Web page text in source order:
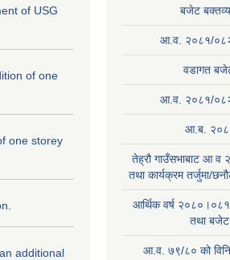
of USG
of one
one storey
additional
बजेट
आ.व. २०८१/०८२
वडागत
आ.व. २०८१/
आ.ब.
तेह्रौ गाउँसभाबाट आ
तथा कार्यक्रम तर्जुमा/
आर्थिक वर्ष २०८०।०८१
तथा बजेट
आ.व. ७९/८० को